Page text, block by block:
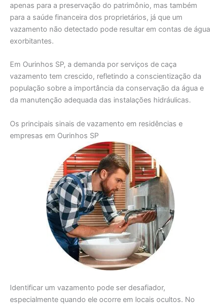
apenas para a preservação do patrimônio, mas também
para a saúde financeira dos proprietários, já que um
vazamento não detectado pode resultar em contas de água
exorbitantes.
Em Ourinhos SP, a demanda por serviços de caça
vazamento tem crescido, refletindo a conscientização da
população sobre a importância da conservação da água e
da manutenção adequada das instalações hidráulicas.
Os principais sinais de vazamento em residências e
empresas em Ourinhos SP
Identificar um vazamento pode ser desafiador,
especialmente quando ele ocorre em locais ocultos. No